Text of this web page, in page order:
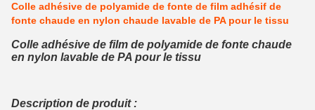
Colle adhésive de polyamide de fonte de film adhésif de
fonte chaude en nylon chaude lavable de PA pour le tissu
Colle adhésive de film de polyamide de fonte chaude
en nylon lavable de PA pour le tissu
Description de produit :